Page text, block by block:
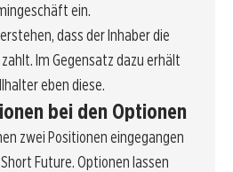
ein.
dass der Inhaber die
Im Gegensatz dazu erhält
eben diese.
bei den Optionen
zwei Positionen eingegangen
Future. Optionen lassen